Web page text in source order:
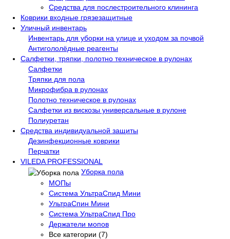
Средства для послестроительного клининга
Коврики входные грязезащитные
Уличный инвентарь
Инвентарь для уборки на улице и уходом за почвой
Антигололёдные реагенты
Салфетки, тряпки, полотно техническое в рулонах
Салфетки
Тряпки для пола
Микрофибра в рулонах
Полотно техническое в рулонах
Салфетки из вискозы универсальные в рулоне
Полиуретан
Средства индивидуальной защиты
Дезинфекционные коврики
Перчатки
VILEDA PROFESSIONAL
Уборка пола
МОПы
Система УльтраСпид Мини
УльтраСпин Мини
Система УльтраСпид Про
Держатели мопов
Все категории (7)